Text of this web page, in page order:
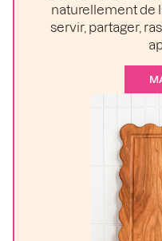
naturellement de
servir, partager,